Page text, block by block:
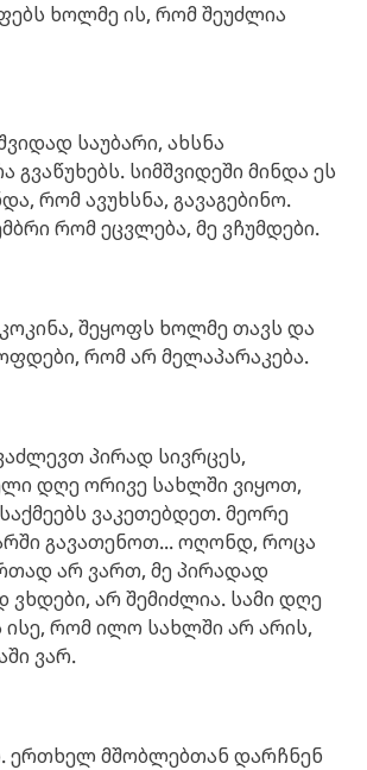
ხოლმე ის, რომ შეუძლია
საუბარი, ახსნა
გვაწუხებს. სიმშვიდეში მინდა ეს
რომ ავუხსნა, გავაგებინო.
რომ ეცვლება, მე ვჩუმდები.
შეყოფს ხოლმე თავს და
რომ არ მელაპარაკება.
პირად სივრცეს,
დღე ორივე სახლში ვიყოთ,
ვაკეთებდეთ. მეორე
გავათენოთ... ოღონდ, როცა
არ ვართ, მე პირადად
ვხდები, არ შემიძლია. სამი დღე
ისე, რომ ილო სახლში არ არის,
ვარ.
ერთხელ მშობლებთან დარჩნენ